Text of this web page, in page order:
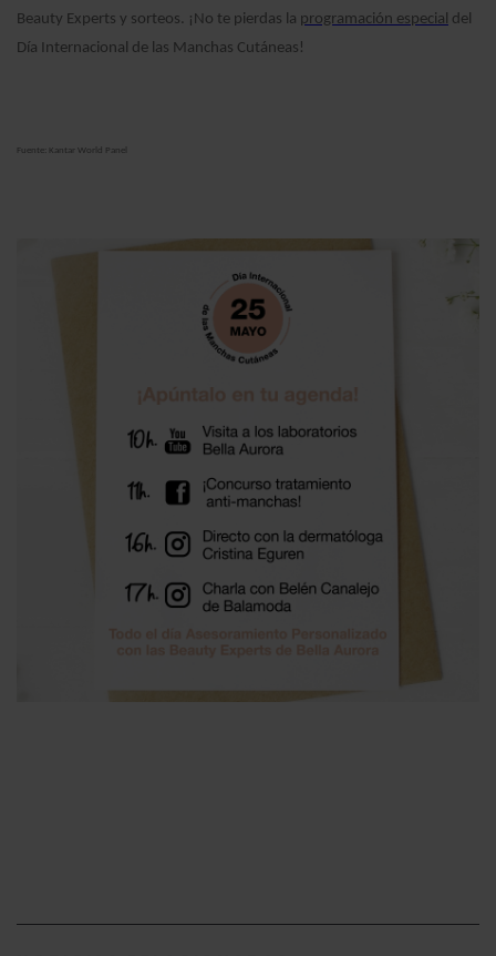
Beauty Experts y sorteos. ¡No te pierdas la programación especial del
Día Internacional de las Manchas Cutáneas!
Fuente: Kantar World Panel